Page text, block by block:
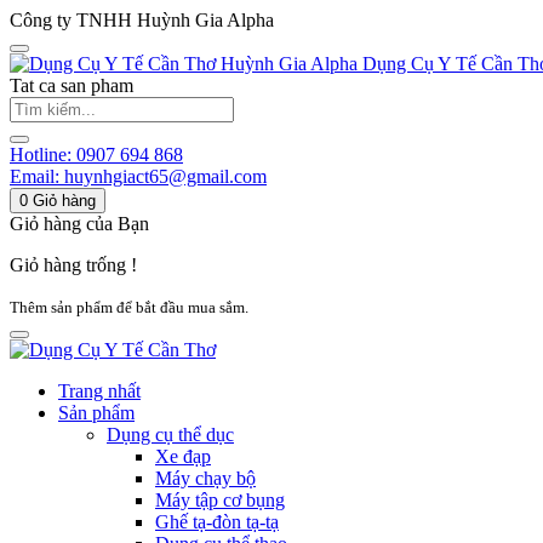
Công ty TNHH Huỳnh Gia Alpha
Huỳnh Gia Alpha Dụng Cụ Y Tế Cần
Tat ca san pham
Hotline: 0907 694 868
Email: huynhgiact65@gmail.com
0 Giỏ hàng
Giỏ hàng của Bạn
Giỏ hàng trống !
Thêm sản phẩm để bắt đầu mua sắm.
Trang nhất
Sản phẩm
Dụng cụ thể dục
Xe đạp
Máy chạy bộ
Máy tập cơ bụng
Ghế tạ-đòn tạ-tạ